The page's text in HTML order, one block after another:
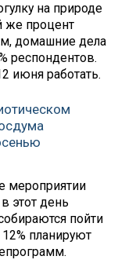
на природе
же процент
домашние дела
респондентов.
июня работать.
мероприятии
этот день
пойти
12% планируют